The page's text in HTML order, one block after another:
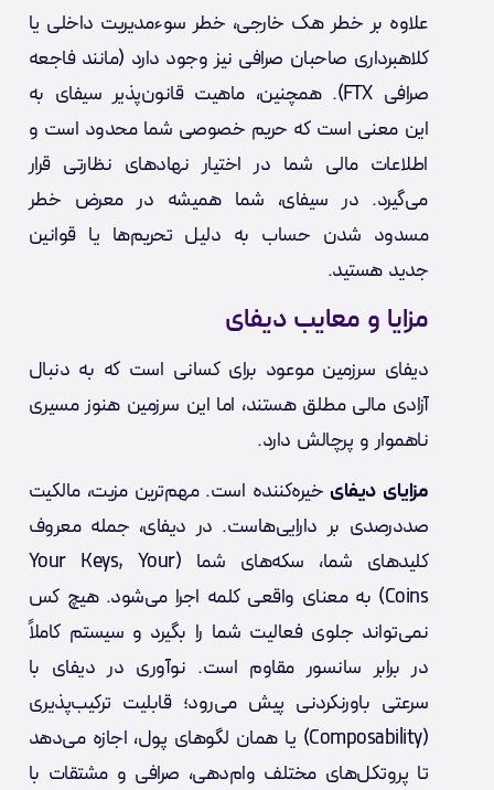
علاوه بر خطر هک خارجی، خطر سوءمدیریت داخلی یا
کلاهبرداری صاحبان صرافی نیز وجود دارد (مانند فاجعه
صرافی FTX). همچنین، ماهیت قانون‌پذیر سیفای به
این معنی است که حریم خصوصی شما محدود است و
اطلاعات مالی شما در اختیار نهادهای نظارتی قرار
می‌گیرد. در سیفای، شما همیشه در معرض خطر
مسدود شدن حساب به دلیل تحریم‌ها یا قوانین
جدید هستید.
مزایا و معایب دیفای
دیفای سرزمین موعود برای کسانی است که به دنبال
آزادی مالی مطلق هستند، اما این سرزمین هنوز مسیری
ناهموار و پرچالش دارد.
مزایای دیفای خیره‌کننده است. مهم‌ترین مزیت، مالکیت
صددرصدی بر دارایی‌هاست. در دیفای، جمله معروف
کلیدهای شما، سکه‌های شما (Your Keys, Your
Coins) به معنای واقعی کلمه اجرا می‌شود. هیچ کس
نمی‌تواند جلوی فعالیت شما را بگیرد و سیستم کاملاً
در برابر سانسور مقاوم است. نوآوری در دیفای با
سرعتی باورنکردنی پیش می‌رود؛ قابلیت ترکیب‌پذیری
(Composability) یا همان لگوهای پول، اجازه می‌دهد
تا پروتکل‌های مختلف وام‌دهی، صرافی و مشتقات با